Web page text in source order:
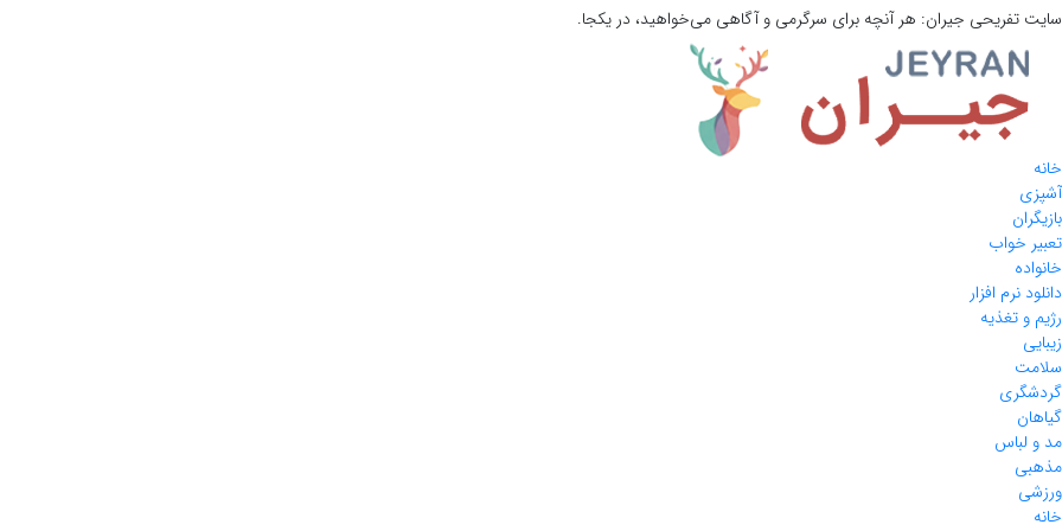
سایت تفریحی جیران: هر آنچه برای سرگرمی و آگاهی می‌خواهید، در یکجا.
خانه
آشپزی
بازیگران
تعبیر خواب
خانواده
دانلود نرم افزار
رژیم و تغذیه
زیبایی
سلامت
گردشگری
گیاهان
مد و لباس
مذهبی
ورزشی
خانه